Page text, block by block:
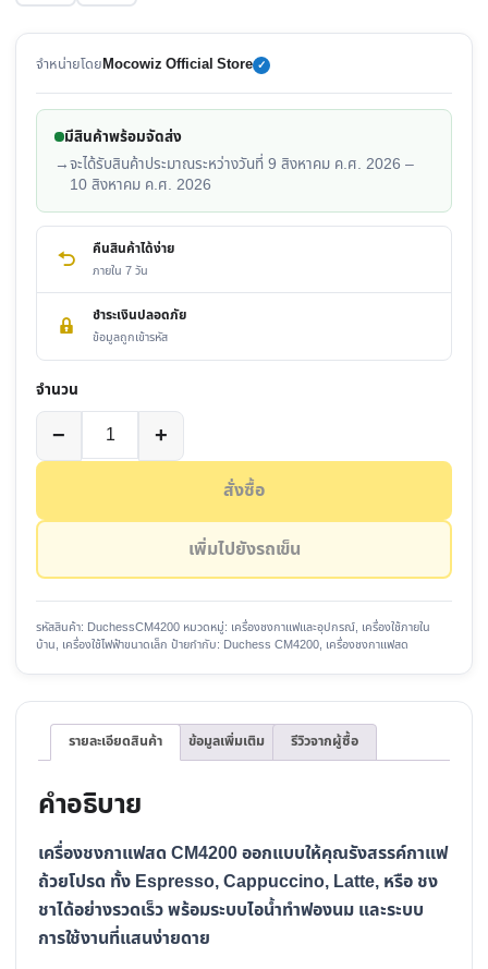
จำหน่ายโดยMocowiz Official Store ✓
มีสินค้าพร้อมจัดส่ง
→จะได้รับสินค้าประมาณระหว่างวันที่ 9 สิงหาคม ค.ศ. 2026 –
10 สิงหาคม ค.ศ. 2026
คืนสินค้าได้ง่าย
ภายใน 7 วัน
ชำระเงินปลอดภัย
ข้อมูลถูกเข้ารหัส
เลือก
สั่งซื้อ
จำนวน
−
จำนวน
Duchess
เครื่อง
กาแฟ
สด
15
บาร์
ชิ้น
+
เพิ่มไปยังรถเข็น
รหัสสินค้า: DuchessCM4200 หมวดหมู่: เครื่องชงกาแฟและอุปกรณ์, เครื่องใช้ภายใน
บ้าน, เครื่องใช้ไฟฟ้าขนาดเล็ก ป้ายกำกับ: Duchess CM4200, เครื่องชงกาแฟสด
รายละเอียดสินค้า ข้อมูลเพิ่มเติม รีวิวจากผู้ซื้อ
คำอธิบาย
เครื่องชงกาแฟสด CM4200 ออกแบบให้คุณรังสรรค์กาแฟ
ถ้วยโปรด ทั้ง Espresso, Cappuccino, Latte, หรือ ชง
ชาได้อย่างรวดเร็ว พร้อมระบบไอน้ำทำฟองนม และระบบ
การใช้งานที่แสนง่ายดาย